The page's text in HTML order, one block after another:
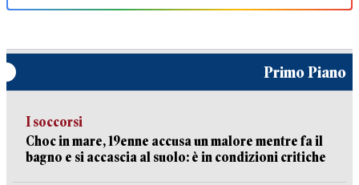
Primo Piano
I soccorsi
Choc in mare, 19enne accusa un malore mentre fa il
bagno e si accascia al suolo: è in condizioni critiche